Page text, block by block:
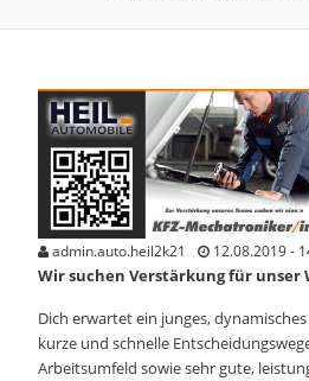
admin.auto.heil2k21 12.08.2019 -
Wir suchen Verstärkung für unser
Dich erwartet ein junges,
kurze und schnelle
Arbeitsumfeld sowie sehr gute,